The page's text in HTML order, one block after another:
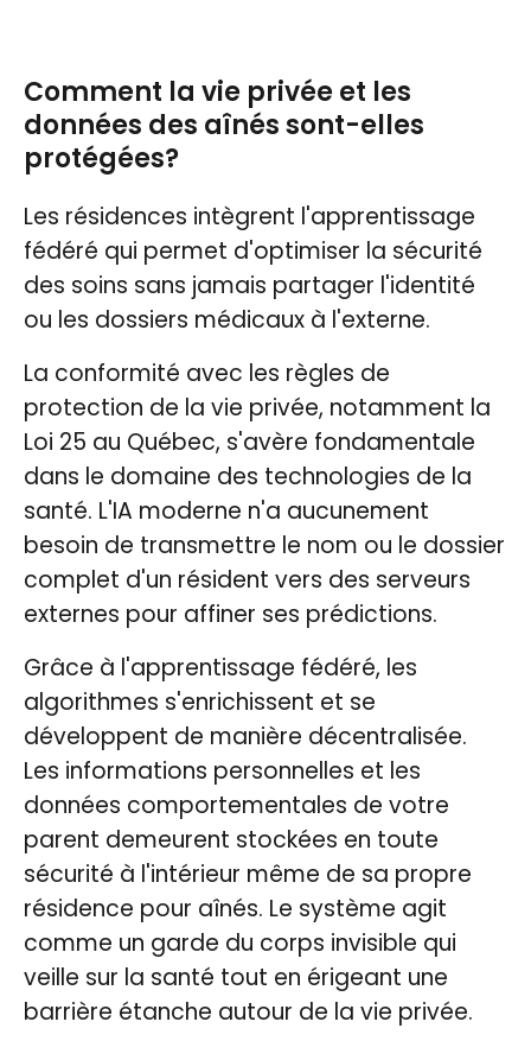
Comment la vie privée et les
données des aînés sont-elles
protégées?
Les résidences intègrent l'apprentissage
fédéré qui permet d'optimiser la sécurité
des soins sans jamais partager l'identité
ou les dossiers médicaux à l'externe.
La conformité avec les règles de
protection de la vie privée, notamment la
Loi 25 au Québec, s'avère fondamentale
dans le domaine des technologies de la
santé. L'IA moderne n'a aucunement
besoin de transmettre le nom ou le dossier
complet d'un résident vers des serveurs
externes pour affiner ses prédictions.
Grâce à l'apprentissage fédéré, les
algorithmes s'enrichissent et se
développent de manière décentralisée.
Les informations personnelles et les
données comportementales de votre
parent demeurent stockées en toute
sécurité à l'intérieur même de sa propre
résidence pour aînés. Le système agit
comme un garde du corps invisible qui
veille sur la santé tout en érigeant une
barrière étanche autour de la vie privée.